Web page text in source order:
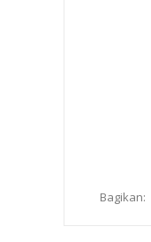
Bagikan: